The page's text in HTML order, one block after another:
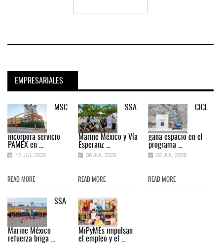
EMPRESARIALES
MSC
incorpora servicio
PAMEX en ...
12 JUL 2026
READ MORE
SSA
Marine México
refuerza briga ...
SSA
Marine México y Vía
Esperanz ...
06 JUL 2026
READ MORE
MiPyMEs impulsan
el empleo y el ...
CICE
gana espacio en el
programa ...
02 JUL 2026
READ MORE